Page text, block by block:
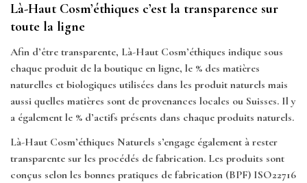
Là-Haut Cosm’éthiques c’est la transparence sur
toute la ligne
Afin d’être transparente, Là-Haut Cosm’éthiques indique sous
chaque produit de la boutique en ligne, le % des matières
naturelles et biologiques utilisées dans les produit naturels mais
aussi quelles matières sont de provenances locales ou Suisses. Il y
a également le % d’actifs présents dans chaque produits naturels.
Là-Haut Cosm’éthiques Naturels s’engage également à rester
transparente sur les procédés de fabrication. Les produits sont
conçus selon les bonnes pratiques de fabrication (BPF) ISO22716